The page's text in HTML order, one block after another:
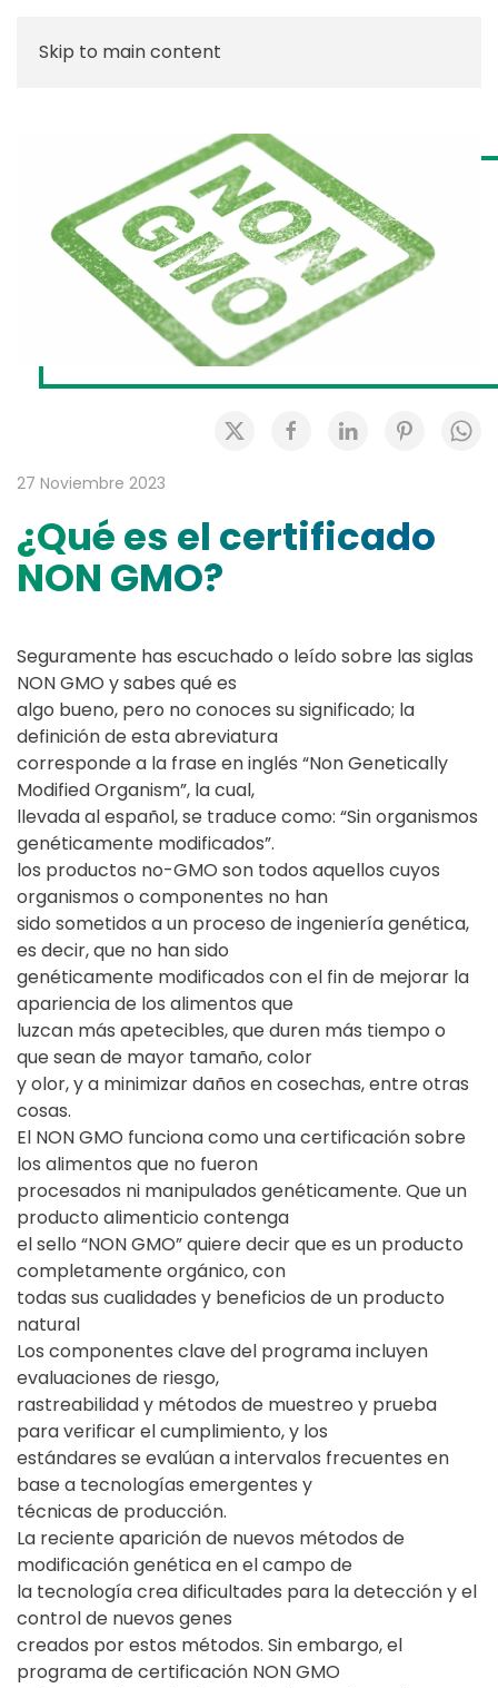
Skip to main content
27 Noviembre 2023
¿Qué es el certificado
NON GMO?
Seguramente has escuchado o leído sobre las siglas
NON GMO y sabes qué es
algo bueno, pero no conoces su significado; la
definición de esta abreviatura
corresponde a la frase en inglés “Non Genetically
Modified Organism”, la cual,
llevada al español, se traduce como: “Sin organismos
genéticamente modificados”.
los productos no-GMO son todos aquellos cuyos
organismos o componentes no han
sido sometidos a un proceso de ingeniería genética,
es decir, que no han sido
genéticamente modificados con el fin de mejorar la
apariencia de los alimentos que
luzcan más apetecibles, que duren más tiempo o
que sean de mayor tamaño, color
y olor, y a minimizar daños en cosechas, entre otras
cosas.
El NON GMO funciona como una certificación sobre
los alimentos que no fueron
procesados ni manipulados genéticamente. Que un
producto alimenticio contenga
el sello “NON GMO” quiere decir que es un producto
completamente orgánico, con
todas sus cualidades y beneficios de un producto
natural
Los componentes clave del programa incluyen
evaluaciones de riesgo,
rastreabilidad y métodos de muestreo y prueba
para verificar el cumplimiento, y los
estándares se evalúan a intervalos frecuentes en
base a tecnologías emergentes y
técnicas de producción.
La reciente aparición de nuevos métodos de
modificación genética en el campo de
la tecnología crea dificultades para la detección y el
control de nuevos genes
creados por estos métodos. Sin embargo, el
programa de certificación NON GMO